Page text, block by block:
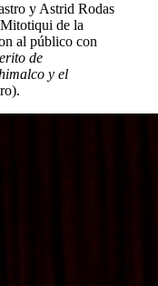
y Astrid Rodas
de la
al público con
de
y el